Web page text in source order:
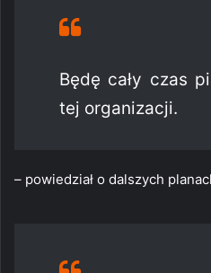
Będę cały czas
tej organizacji.
– powiedział o dalszych